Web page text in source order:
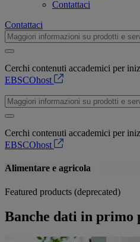
Contattaci
Contattaci
Cerchi contenuti accademici per
EBSCOhost
Cerchi contenuti accademici per
EBSCOhost
Alimentare e agricola
Featured products (deprecated)
Banche dati in primo